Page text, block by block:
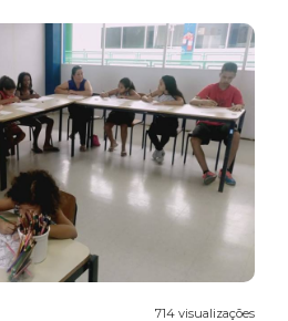
714 visualizações